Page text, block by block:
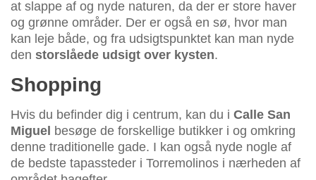
at slappe af og nyde naturen, da der er store haver
og grønne områder. Der er også en sø, hvor man
kan leje både, og fra udsigtspunktet kan man nyde
den storslåede udsigt over kysten.
Shopping
Hvis du befinder dig i centrum, kan du i Calle San
Miguel besøge de forskellige butikker i og omkring
denne traditionelle gade. I kan også nyde nogle af
de bedste tapassteder i Torremolinos i nærheden af